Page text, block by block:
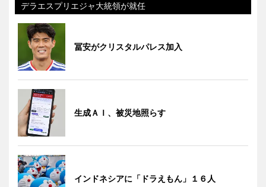
デラエスプリエジャ大統領が就任
冨安がクリスタルパレス加入
生成ＡＩ、被災地照らす
インドネシアに「ドラえもん」１６人